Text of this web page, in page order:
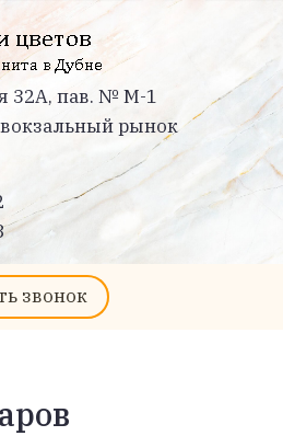
32А, пав. № М-1
рынок
звонок